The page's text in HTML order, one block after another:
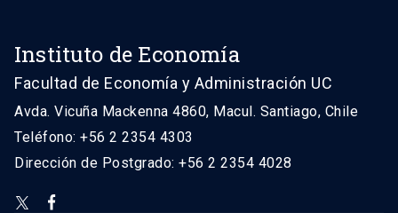
Instituto de Economía
Facultad de Economía y Administración UC
Avda. Vicuña Mackenna 4860, Macul. Santiago, Chile
Teléfono: +56 2 2354 4303
Dirección de Postgrado: +56 2 2354 4028